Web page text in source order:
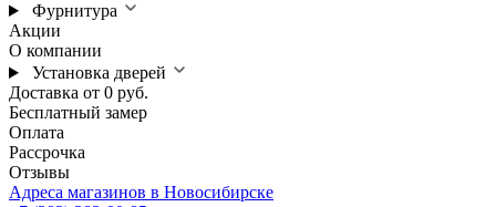
Фурнитура
Акции
О компании
Установка дверей
Доставка от 0 руб.
Бесплатный замер
Оплата
Рассрочка
Отзывы
Адреса магазинов в Новосибирске